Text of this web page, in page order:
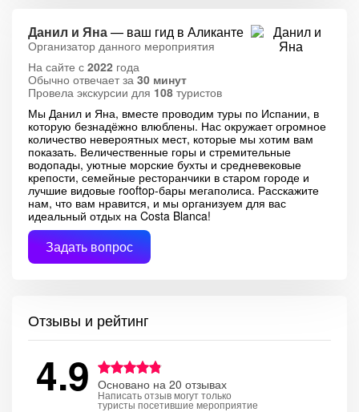
Данил и Яна— ваш гид в Аликанте
Организатор данного мероприятия
На сайте с 2022 года
Обычно отвечает за 30 минут
Провела экскурсии для 108 туристов
Мы Данил и Яна, вместе проводим туры по Испании, в
которую безнадёжно влюблены. Нас окружает огромное
количество невероятных мест, которые мы хотим вам
показать. Величественные горы и стремительные
водопады, уютные морские бухты и средневековые
крепости, семейные ресторанчики в старом городе и
лучшие видовые rooftop-бары мегаполиса. Расскажите
нам, что вам нравится, и мы организуем для вас
идеальный отдых на Costa Blanca!
Задать вопрос
Отзывы и рейтинг
4.9 Основано на 20 отзывах
Написать отзыв могут только
туристы посетившие мероприятие